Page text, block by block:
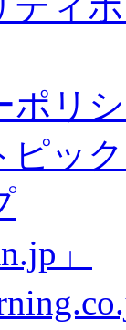
ポリ
ピッ
」